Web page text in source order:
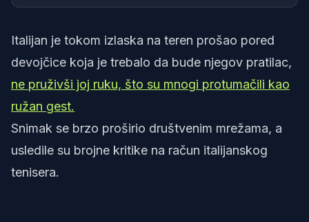
Italijan je tokom izlaska na teren prošao pored
devojčice koja je trebalo da bude njegov pratilac,
ne pruživši joj ruku, što su mnogi protumačili kao
ružan gest.
Snimak se brzo proširio društvenim mrežama, a
usledile su brojne kritike na račun italijanskog
tenisera.